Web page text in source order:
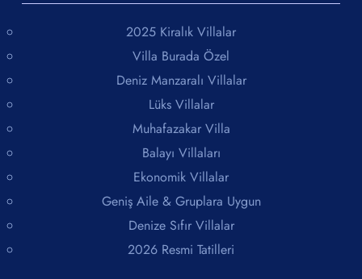
2025 Kiralık Villalar
Villa Burada Özel
Deniz Manzaralı Villalar
Lüks Villalar
Muhafazakar Villa
Balayı Villaları
Ekonomik Villalar
Geniş Aile & Gruplara Uygun
Denize Sıfır Villalar
2026 Resmi Tatilleri